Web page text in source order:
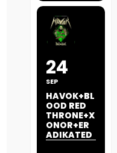
24
SEP
HAVOK+BL
OOD RED
THRONE+X
ONOR+ER
ADIKATED